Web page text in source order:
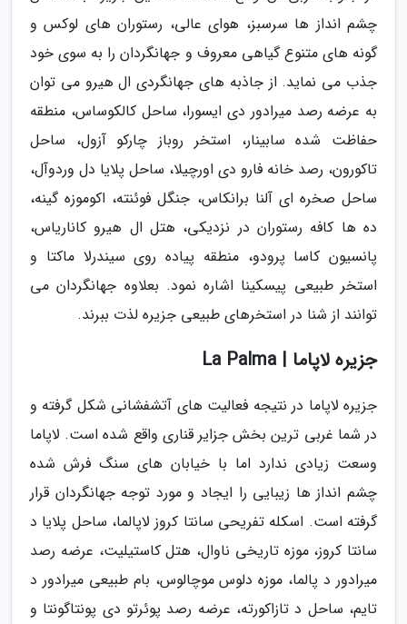
چشم انداز ها سرسبز، هوای عالی، رستوران های لوکس و
گونه های متنوع گیاهی معروف و جهانگردان را به سوی خود
جذب می نماید. از جاذبه های جهانگردی ال هیرو می توان
به عرضه رصد میرادور دی ایسورا، ساحل کالکوساس، منطقه
حفاظت شده سابینار، استخر روباز چارکو آزول، ساحل
تاکورون، رصد خانه فارو دی اورچیلا، ساحل پلایا دل وردوآل،
ساحل صخره ای آلنا برانکاس، جنگل فوئنته، اکوموزه گینه،
ده ها کافه رستوران در نزدیکی، هتل ال هیرو کاناریاس،
پانسیون کاسا پرودو، منطقه پیاده روی سیندرلا ماکتا و
استخر طبیعی پیسکینا اشاره نمود. بعلاوه جهانگردان می
توانند از شنا در استخرهای طبیعی جزیره لذت ببرند.
جزیره لاپاما | La Palma
جزیره لاپاما در نتیجه فعالیت های آتشفشانی شکل گرفته و
در شما غربی ترین بخش جزایر قناری واقع شده است. لاپاما
وسعت زیادی ندارد اما با خیابان های سنگ فرش شده
چشم انداز ها زیبایی را ایجاد و مورد توجه جهانگردان قرار
گرفته است. اسکله تفریحی سانتا کروز لاپالما، ساحل پلایا د
سانتا کروز، موزه تاریخی ناوال، هتل کاستیلیت، عرضه رصد
میرادور د پالما، موزه دلوس موچالوس، بام طبیعی میرادور د
تایم، ساحل د تازاکورته، عرضه رصد پوئرتو دی پونتاگونتا و